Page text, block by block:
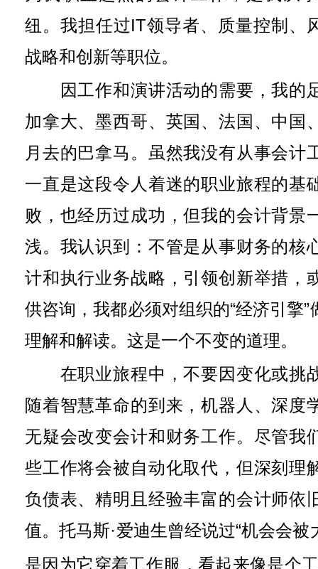
纽。我担任过IT领导者、质量控制、
战略和创新等职位。
因工作和演讲活动的需要，我的
加拿大、墨西哥、英国、法国、中国
月去的巴拿马。虽然我没有从事会计
一直是这段令人着迷的职业旅程的基
败，也经历过成功，但我的会计背景
浅。我认识到：不管是从事财务的核
计和执行业务战略，引领创新举措，
供咨询，我都必须对组织的“经济引擎”
理解和解读。这是一个不变的道理。
在职业旅程中，不要因变化或挑
随着智慧革命的到来，机器人、深度
无疑会改变会计和财务工作。尽管我
些工作将会被自动化取代，但深刻理
负债表、精明且经验丰富的会计师依
值。托马斯·爱迪生曾经说过“机会会被
是因为它穿着工作服，看起来像是个